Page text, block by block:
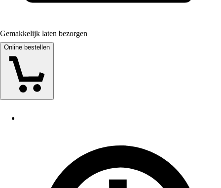
Gemakkelijk laten bezorgen
Online bestellen